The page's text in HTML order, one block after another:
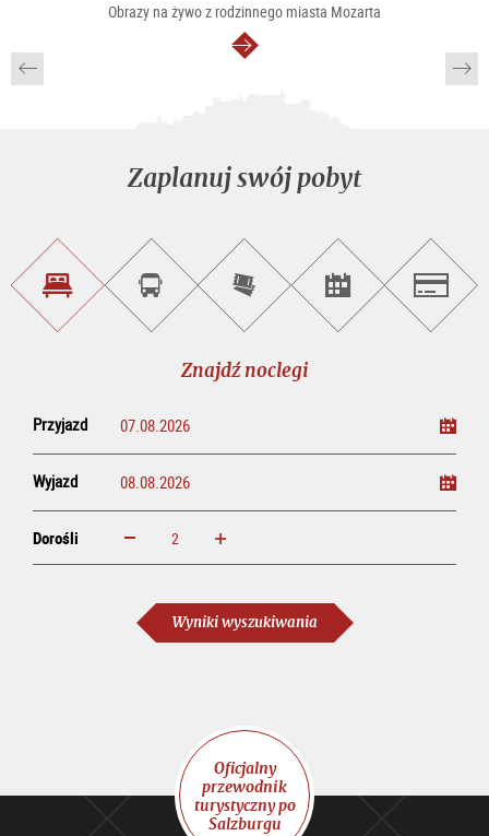
Obrazy na żywo z rodzinnego miasta Mozarta
dalej
Zaplanuj swój pobyt
Znajdź
noclegi
Rezerwacja
wycieczek
Kup
bilety
on-
Szukaj
imprez
Znajdź noclegi
Przyjazd
Wyjazd
Dorośli powiększ zmniejsz
Wyniki wyszukiwania
Oficjalny
przewodnik
turystyczny po
Salzburgu